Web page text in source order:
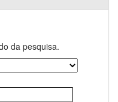
da pesquisa.